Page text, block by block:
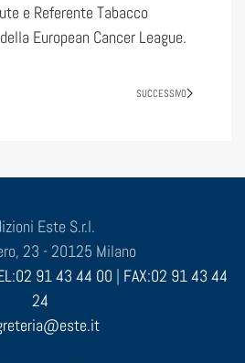
e Referente Tabacco
European Cancer League.
SUCCESSIVO
Este S.r.l.
23 - 20125 Milano
91 43 44 00 | FAX:02 91 43 44
24